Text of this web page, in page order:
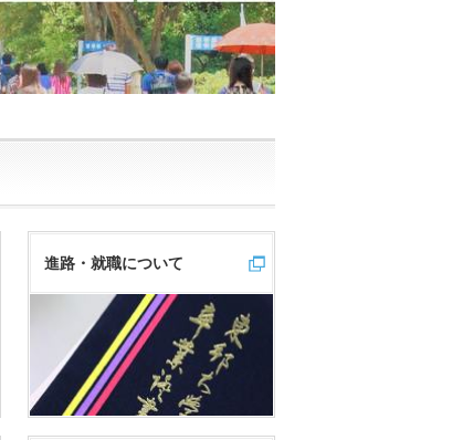
進路・就職について